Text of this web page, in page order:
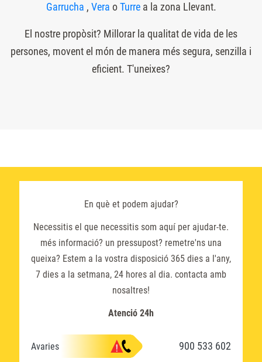
Garrucha , Vera oTurrea la zona Llevant.
El nostre propòsit? Millorar la qualitat de vida de les
persones, movent el món de manera més segura, senzilla i
eficient. T'uneixes?
En què et podem ajudar?
Necessitis el que necessitis som aquí per ajudar-te.
més informació? un pressupost? remetre'ns una
queixa? Estem a la vostra disposició 365 dies a l'any,
7 dies a la setmana, 24 hores al dia. contacta amb
nosaltres!
Atenció 24h
Avaries 900 533 602